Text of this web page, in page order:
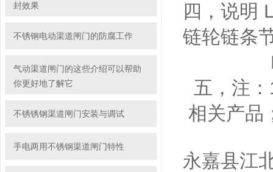
封效果
不锈钢电动渠道闸门的防腐工作
气动渠道闸门的这些介绍可以帮助
你更好地了解它
不锈锈钢渠道闸门安装与调试
手电两用不锈钢渠道闸门特性
四，说明
链轮链条
LMS-
五，注
相关产品
永嘉县江